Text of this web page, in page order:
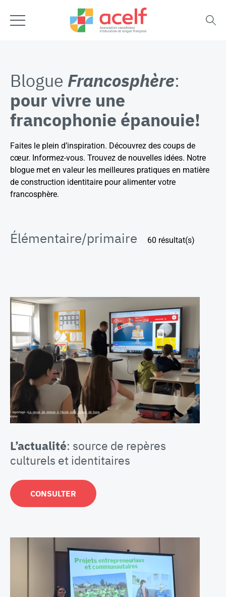
Blogue Francosphère:
pour vivre une
francophonie épanouie!
Faites le plein d’inspiration. Découvrez des coups de
cœur. Informez-vous. Trouvez de nouvelles idées. Notre
blogue met en valeur les meilleures pratiques en matière
de construction identitaire pour alimenter votre
francosphère.
Élémentaire/primaire 60 résultat(s)
L’actualité: source de repères
culturels et identitaires
CONSULTER